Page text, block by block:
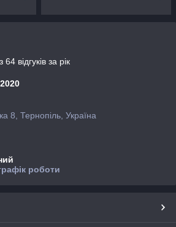
відгуків за рік
8, Тернопіль, Україна
роботи